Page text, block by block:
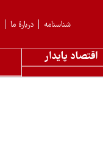
دربارهٔ ما شناسنامه
اقتصاد پایدار